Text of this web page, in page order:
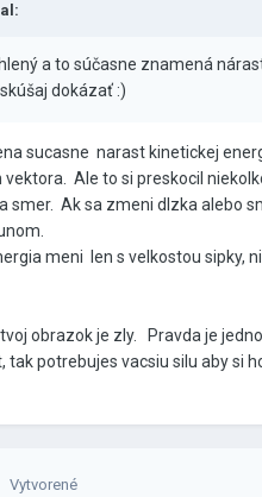
a to súčasne znamená
dokázať :)
sucasne narast kinetickej
Ale to si preskocil
smer. Ak sa zmeni dlzka alebo
meni len s velkostou sipky,
obrazok je zly. Pravda je
potrebujes vacsiu silu aby si
Vytvorené